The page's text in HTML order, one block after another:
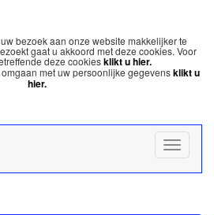
bezoek aan onze website makkelijker te
gaat u akkoord met deze cookies. Voor
deze cookiesklikt u hier.
met uw persoonlijke gegevensklikt u
hier.